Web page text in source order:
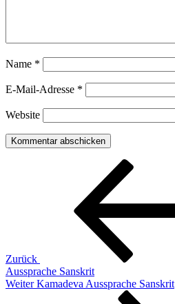
Name *
E-Mail-Adresse *
Website
Beitragsnavigation
Zurück
Aussprache Sanskrit
Nächster
Weiter Kamadeva Aussprache Sanskrit